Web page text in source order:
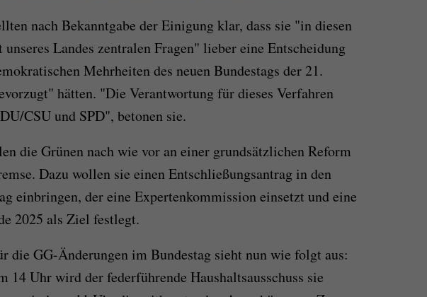
nach Bekanntgabe der Einigung klar, dass sie "in diesen
Landes zentralen Fragen" lieber eine Entscheidung
Mehrheiten des neuen Bundestags der 21.
hätten. "Die Verantwortung für dieses Verfahren
CSU und SPD", betonen sie.
die Grünen nach wie vor an einer grundsätzlichen Reform
Dazu wollen sie einen Entschließungsantrag in den
einbringen, der eine Expertenkommission einsetzt und eine
2025 als Ziel festlegt.
die GG-Änderungen im Bundestag sieht nun wie folgt aus:
14 Uhr wird der federführende Haushaltsausschuss sie